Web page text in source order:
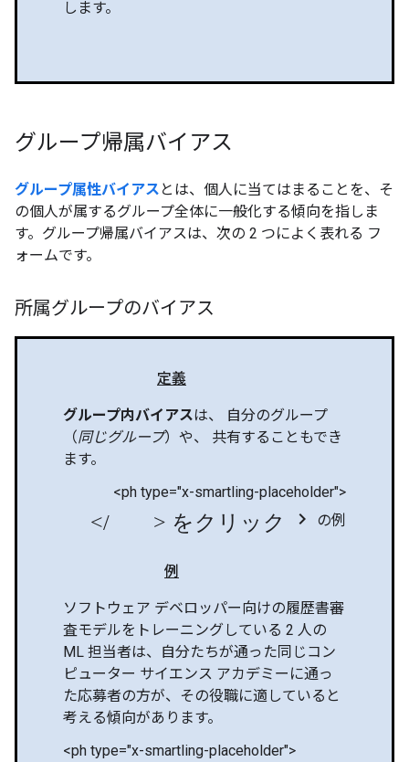
します。
グループ帰属バイアス
グループ属性バイアス とは、個人に当てはまることを、そ
の個人が属するグループ全体に一般化する傾向を指しま
す。グループ帰属バイアスは、次の 2 つによく表れる フ
ォームです。
所属グループのバイアス
定義
グループ内バイアスは、 自分のグループ
（同じグループ）や、 共有することもでき
ます。
<ph type="x-smartling-placeholder">
</ph> をクリック chevron_right の例
例
ソフトウェア デベロッパー向けの履歴書審
査モデルをトレーニングしている 2 人の
ML 担当者は、自分たちが通った同じコン
ピューター サイエンス アカデミーに通っ
た応募者の方が、その役職に適していると
考える傾向があります。
<ph type="x-smartling-placeholder">